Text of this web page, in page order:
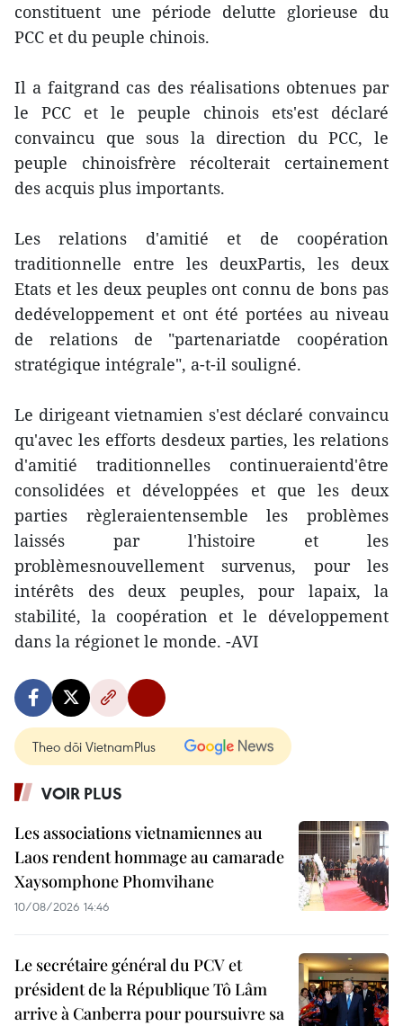
constituent une période delutte glorieuse du
PCC et du peuple chinois.
Il a faitgrand cas des réalisations obtenues par
le PCC et le peuple chinois ets'est déclaré
convaincu que sous la direction du PCC, le
peuple chinoisfrère récolterait certainement
des acquis plus importants.
Les relations d'amitié et de coopération
traditionnelle entre les deuxPartis, les deux
Etats et les deux peuples ont connu de bons pas
dedéveloppement et ont été portées au niveau
de relations de "partenariatde coopération
stratégique intégrale", a-t-il souligné.
Le dirigeant vietnamien s'est déclaré convaincu
qu'avec les efforts desdeux parties, les relations
d'amitié traditionnelles continueraientd'être
consolidées et développées et que les deux
parties règleraientensemble les problèmes
laissés par l'histoire et les
problèmesnouvellement survenus, pour les
intérêts des deux peuples, pour lapaix, la
stabilité, la coopération et le développement
dans la régionet le monde. -AVI
Theo dõi VietnamPlus
VOIR PLUS
Les associations vietnamiennes au
Laos rendent hommage au camarade
Xaysomphone Phomvihane
10/08/2026 14:46
Le secrétaire général du PCV et
président de la République Tô Lâm
arrive à Canberra pour poursuivre sa